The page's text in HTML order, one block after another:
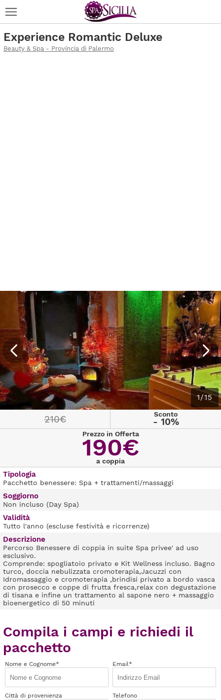
Experience Romantic Deluxe
Beauty & Spa - Provincia di Palermo
1/15
210€ Sconto
- 10%
Prezzo in Offerta
190€
a coppia
Tipologia
Pacchetto benessere: Spa + trattamenti/massaggi
Soggiorno
Non incluso (Day Spa)
Validità
Tutto l'anno (escluse festività e ricorrenze)
Descrizione
Percorso Benessere di coppia in suite Spa privee' ad uso
esclusivo.
Comprende: spogliatoio privato e Kit Wellness incluso. Bagno
turco, doccia nebulizzata cromoterapia,Jacuzzi con
Idromassaggio e cromoterapia ,brindisi privato a bordo vasca
con prosecco e coppe di frutta fresca,relax con degustazione
di tisana e infine un trattamento al sapone nero + massaggio
bioenergetico di 50 minuti
Compila i campi e richiedi il
pacchetto
Nome e Cognome* Email*
Città di provenienza Telefono